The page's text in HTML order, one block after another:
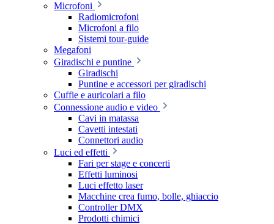
Microfoni
Radiomicrofoni
Microfoni a filo
Sistemi tour-guide
Megafoni
Giradischi e puntine
Giradischi
Puntine e accessori per giradischi
Cuffie e auricolari a filo
Connessione audio e video
Cavi in matassa
Cavetti intestati
Connettori audio
Luci ed effetti
Fari per stage e concerti
Effetti luminosi
Luci effetto laser
Macchine crea fumo, bolle, ghiaccio
Controller DMX
Prodotti chimici